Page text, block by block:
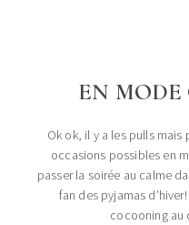
EN
Ok ok, il y a les pulls
occasions possibles en
passer la soirée au calme
fan des pyjamas
cocooning au